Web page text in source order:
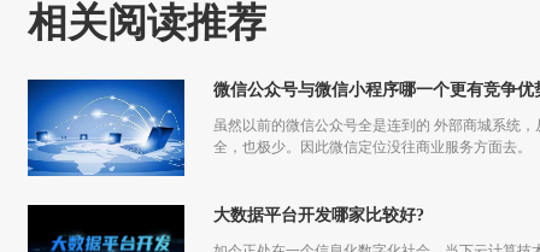
相关阅读推荐
微信公众号与微信小程序哪一个更有竞争优
虽然以前的微信公众号全是连到的 外部商城系统
全，也极少。因此微信定位没往商业服务方面去。
大数据平台开发哪家比较好?